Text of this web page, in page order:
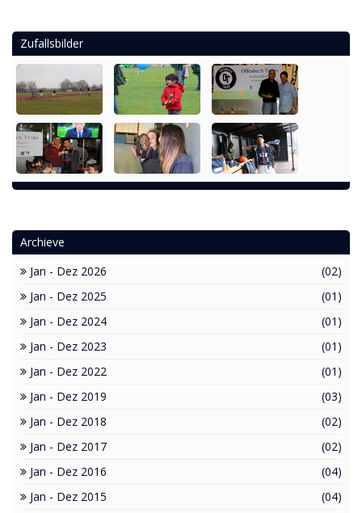
Zufallsbilder
Archieve
Jan - Dez 2026
(02)
Jan - Dez 2025
(01)
Jan - Dez 2024
(01)
Jan - Dez 2023
(01)
Jan - Dez 2022
(01)
Jan - Dez 2019
(03)
Jan - Dez 2018
(02)
Jan - Dez 2017
(02)
Jan - Dez 2016
(04)
Jan - Dez 2015
(04)